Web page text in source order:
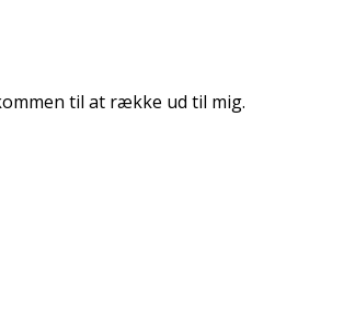
til at række ud til mig.